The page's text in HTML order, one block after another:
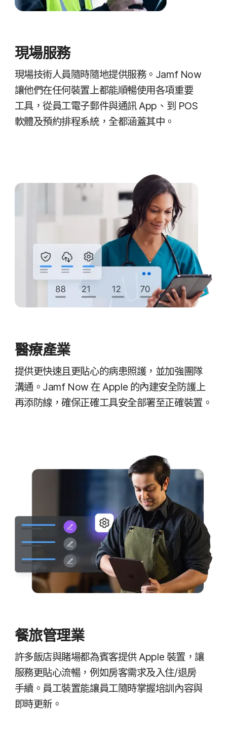
現場​服務
現場​技術​人員​隨時​隨地​提供​服務。 Jamf Now
讓​他們​在​任何​裝置​上​都​能​順暢​使用​各​項​重要​
工具，​從​員工​電子​郵件​與​通訊App 、​到 POS
軟體​及​預約​排程​系統，​全​都​涵蓋​其中。
醫療​產業
提供​更​快​速且​更​貼心​的​病患​照護，​並​加強​團隊​
溝通。 Jamf Now 在Apple 的​內建​安全​防護​上​
再​添​防線，​確保​正確工​具​安全部署​至​正確​裝置。
餐​旅​管理業
許多​飯店​與​賭場​都​為​賓客​提供Apple 裝置，​讓​
服務​更​貼心​流暢，​例如​房客​需求​及​入​住/​退房​
手續。​員工​裝置​能​讓​員工​隨時​掌握培訓​內容​與​
即時​更​新。